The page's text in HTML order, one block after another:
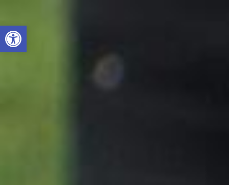
Otwórz pasek narzędzi